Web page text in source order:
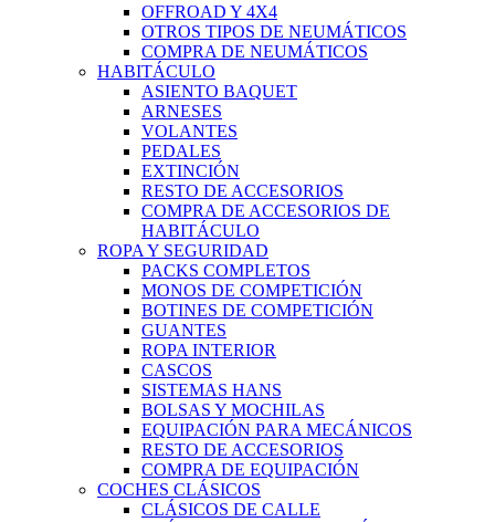
OFFROAD Y 4X4
OTROS TIPOS DE NEUMÁTICOS
COMPRA DE NEUMÁTICOS
HABITÁCULO
ASIENTO BAQUET
ARNESES
VOLANTES
PEDALES
EXTINCIÓN
RESTO DE ACCESORIOS
COMPRA DE ACCESORIOS DE
HABITÁCULO
ROPA Y SEGURIDAD
PACKS COMPLETOS
MONOS DE COMPETICIÓN
BOTINES DE COMPETICIÓN
GUANTES
ROPA INTERIOR
CASCOS
SISTEMAS HANS
BOLSAS Y MOCHILAS
EQUIPACIÓN PARA MECÁNICOS
RESTO DE ACCESORIOS
COMPRA DE EQUIPACIÓN
COCHES CLÁSICOS
CLÁSICOS DE CALLE